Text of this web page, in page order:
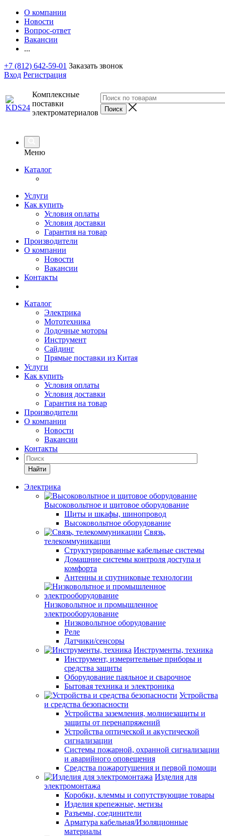
О компании
Новости
Вопрос-ответ
Вакансии
...
+7 (812) 642-59-01 Заказать звонок
Вход Регистрация
Комплексные
поставки
электроматериалов
Меню
Каталог
Услуги
Как купить
Условия оплаты
Условия доставки
Гарантия на товар
Производители
О компании
Новости
Вакансии
Контакты
Каталог
Электрика
Мототехника
Лодочные моторы
Инструмент
Сайдинг
Прямые поставки из Китая
Услуги
Как купить
Условия оплаты
Условия доставки
Гарантия на товар
Производители
О компании
Новости
Вакансии
Контакты
Найти
Электрика
Высоковольтное и щитовое оборудование
Щиты и шкафы, шинопровод
Высоковольтное оборудование
Связь,
телекоммуникации
Структурированные кабельные системы
Домашние системы контроля доступа и
комфорта
Антенны и спутниковые технологии
Низковольтное и промышленное
электрооборудование
Низковольтное оборудование
Реле
Датчики/сенсоры
Инструменты, техника
Инструмент, измерительные приборы и
средства защиты
Оборудование паяльное и сварочное
Бытовая техника и электроника
Устройства
и средства безопасности
Устройства заземления, молниезащиты и
защиты от перенапряжений
Устройства оптической и акустической
сигнализации
Системы пожарной, охранной сигнализации
и аварийного оповещения
Средства пожаротушения и первой помощи
Изделия для
электромонтажа
Коробки, клеммы и сопутствующие товары
Изделия крепежные, метизы
Разъемы, соединители
Арматура кабельная/Изоляционные
материалы